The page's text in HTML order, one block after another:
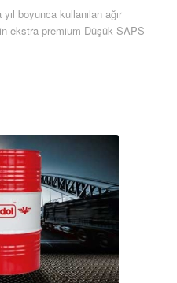
boyunca kullanılan ağır
ekstra premium Düşük SAPS